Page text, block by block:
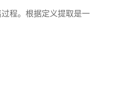
程。根据定义提取是一